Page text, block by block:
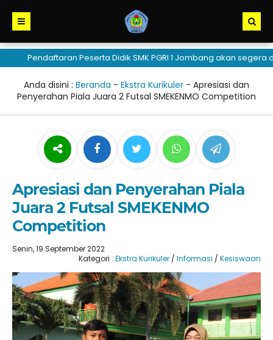
Pendaftaran Peserta Didik SMK PGRI 1 Jombang akan segera
Anda disini : Beranda - Ekstra Kurikuler - Apresiasi dan
Penyerahan Piala Juara 2 Futsal SMEKENMO Competition
Apresiasi dan Penyerahan Piala
Juara 2 Futsal SMEKENMO
Competition
Senin, 19 September 2022
Kategori : Ekstra Kurikuler / Informasi / Kesiswaan